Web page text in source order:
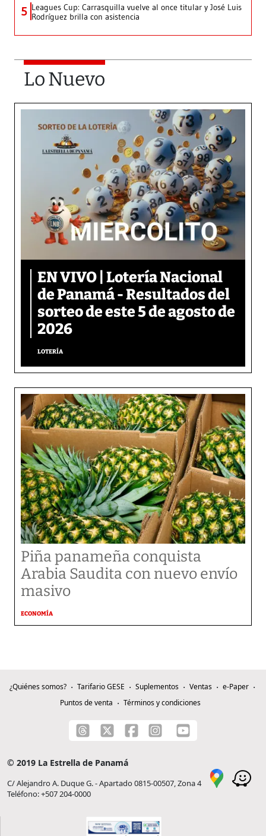
5 Leagues Cup: Carrasquilla vuelve al once titular y José Luis
Rodríguez brilla con asistencia
Lo Nuevo
EN VIVO | Lotería Nacional
de Panamá - Resultados del
sorteo de este 5 de agosto de
2026
LOTERÍA
Piña panameña conquista
Arabia Saudita con nuevo envío
masivo
ECONOMÍA
¿Quiénes somos? Tarifario GESE Suplementos Ventas
e-Paper
Puntos de venta
Términos y condiciones
© 2019 La Estrella de Panamá
C/ Alejandro A. Duque G. - Apartado 0815-00507, Zona 4
Teléfono: +507 204-0000